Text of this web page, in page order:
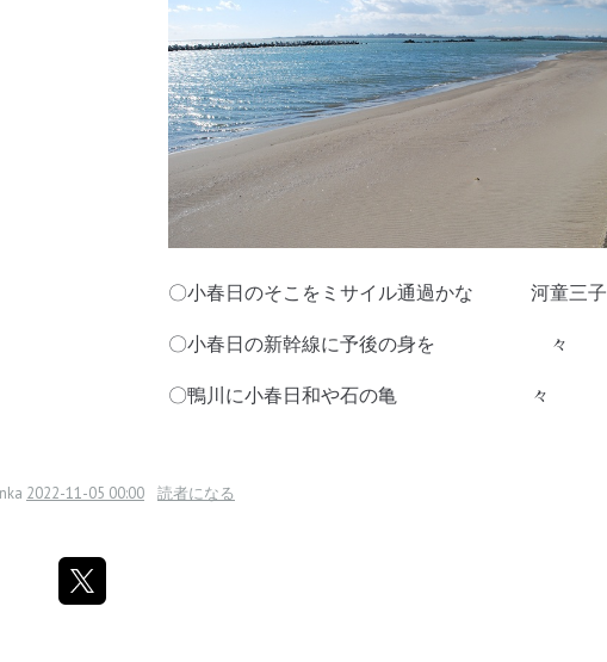
春日のそこをミサイル通過かな 河童三子
小春日の新幹線に予後の身を 々
鴨川に小春日和や石の亀 々
2022-11-05 00:00 読者になる